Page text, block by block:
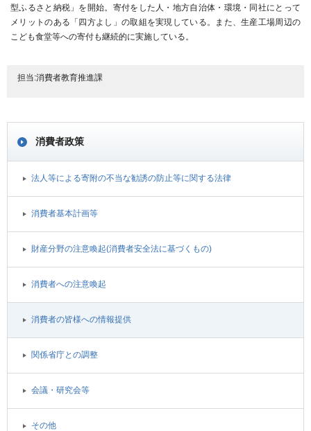
型ふるさと納税」を開始。寄付をした人・地方自治体・環境・同社にとって
メリットのある「四方よし」の取組を実現している。また、生産工場周辺の
こども食堂等への寄付も継続的に実施している。
担当:消費者教育推進課
消費者政策
法人等による寄附の不当な勧誘の防止等に関する法律
消費者基本計画等
財産分野の注意喚起(消費者安全法に基づくもの)
消費者への注意喚起
消費者の皆様への情報提供
関係省庁との調整
会議・研究会等
その他